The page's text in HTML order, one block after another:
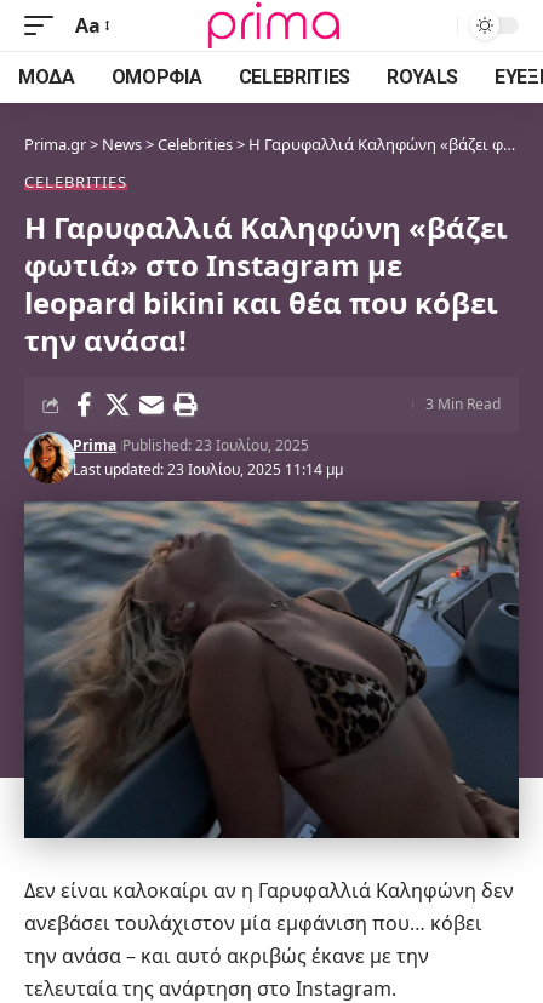
Font
Resizer
Aa
ΜΌΔΑ ΟΜΟΡΦΙΆ CELEBRITIES ROYALS
Prima.gr> News>Celebrities> Η Γαρυφαλλιά Καληφώνη «βάζει φωτιά» στο Instagram με leopard bikini και θέα που κόβει την ανάσα!
CELEBRITIES
Η Γαρυφαλλιά Καληφώνη «βάζει
φωτιά» στο Instagram με
leopard bikini και θέα που κόβει
την ανάσα!
Last updated: 23 Ιουλίου, 2025 11:14 μμ
Prima Published: 23 Ιουλίου, 2025
3 Min Read
Δεν είναι καλοκαίρι αν η Γαρυφαλλιά Καληφώνη δεν
ανεβάσει τουλάχιστον μία εμφάνιση που… κόβει
την ανάσα – και αυτό ακριβώς έκανε με την
τελευταία της ανάρτηση στο Instagram.